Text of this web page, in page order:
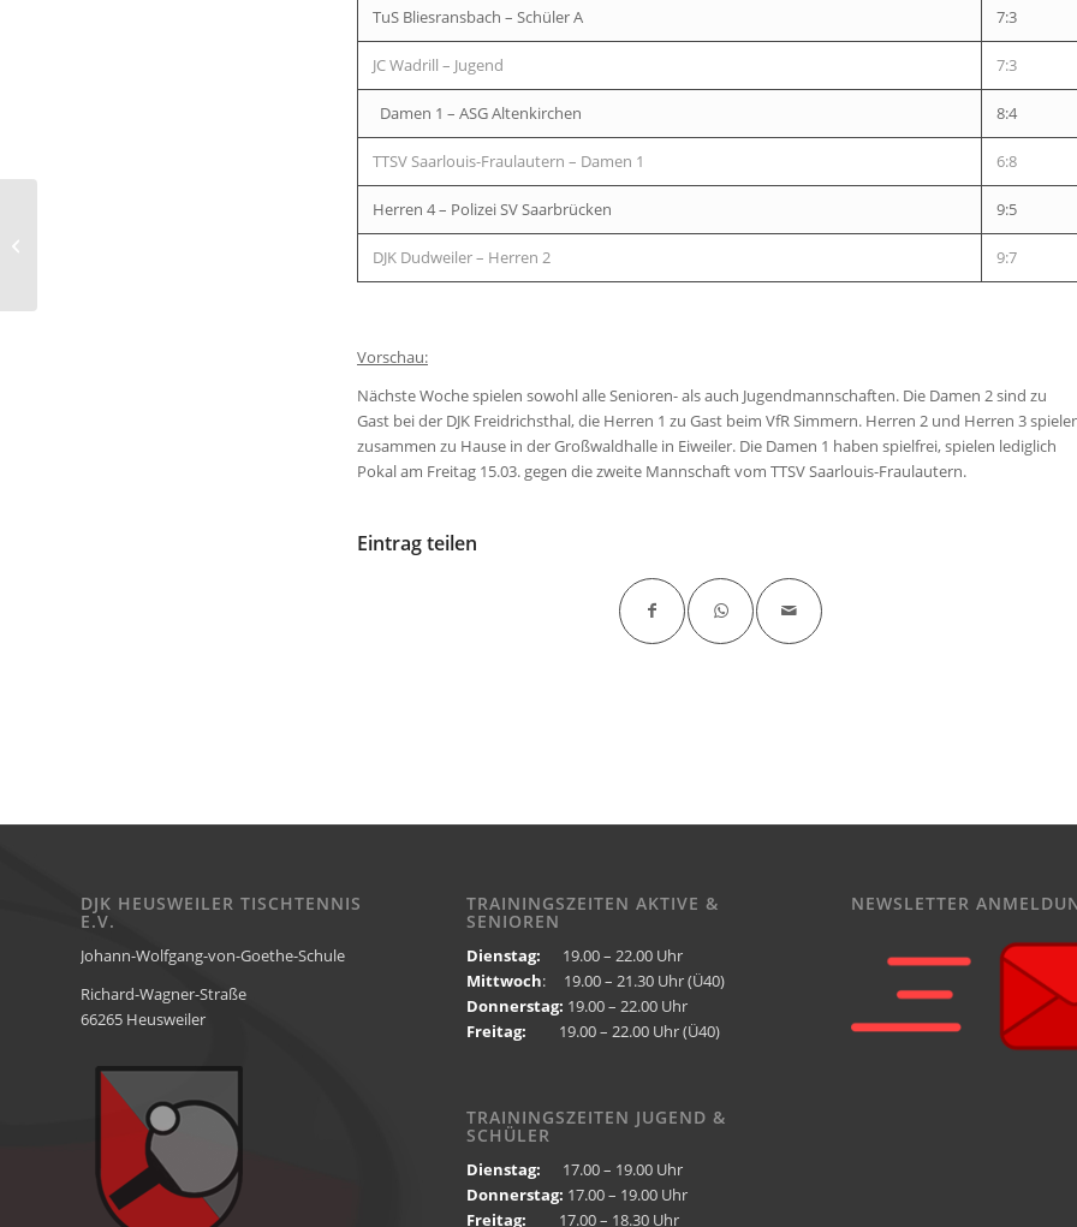
TuS Bliesransbach – Schüler A 7:3
JC Wadrill – Jugend 7:3
Damen 1 – ASG Altenkirchen 8:4
TTSV Saarlouis-Fraulautern – Damen 1 6:8
Herren 4 – Polizei SV Saarbrücken 9:5
DJK Dudweiler – Herren 2 9:7
Vorschau:
Nächste Woche spielen sowohl alle Senioren- als auch Jugendmannschaften. Die Damen 2 sind zu
Gast bei der DJK Freidrichsthal, die Herren 1 zu Gast beim VfR Simmern. Herren 2 und Herren 3
zusammen zu Hause in der Großwaldhalle in Eiweiler. Die Damen 1 haben spielfrei, spielen lediglich
Pokal am Freitag 15.03. gegen die zweite Mannschaft vom TTSV Saarlouis-Fraulautern.
Eintrag teilen
DJK HEUSWEILER TISCHTENNIS
E.V.
Johann-Wolfgang-von-Goethe-Schule
Richard-Wagner-Straße
66265 Heusweiler
TRAININGSZEITEN AKTIVE &
SENIOREN
Dienstag: 19.00 – 22.00 Uhr
Mittwoch: 19.00 – 21.30 Uhr (Ü40)
Donnerstag: 19.00 – 22.00 Uhr
Freitag: 19.00 – 22.00 Uhr (Ü40)
TRAININGSZEITEN JUGEND &
SCHÜLER
Dienstag: 17.00 – 19.00 Uhr
Donnerstag: 17.00 – 19.00 Uhr
Freitag: 17.00 – 18.30 Uhr
NEWSLETTER